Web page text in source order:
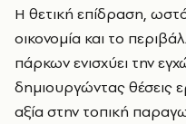
Η θετική επίδραση,
οικονομία και το
πάρκων ενισχύει την
δημιουργώντας θέσεις
αξία στην τοπική